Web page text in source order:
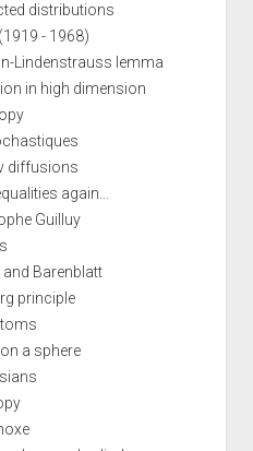
distributions
- 1968)
Lindenstrauss lemma
in high dimension
diffusions
again...
Guilluy
Barenblatt
principle
a sphere